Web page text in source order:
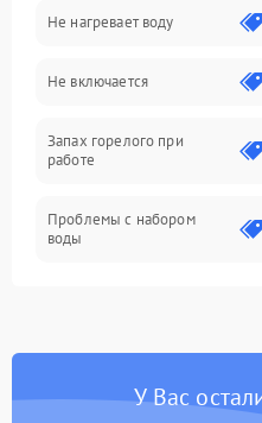
Программное обеспечение
Не нагревает воду
Не включается
Запах горелого при
работе
Проблемы с набором
воды
Замена платы управления
У Вас